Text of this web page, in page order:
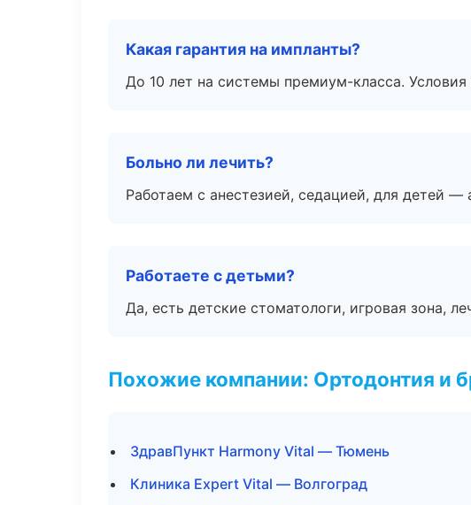
Какая гарантия на импланты?
До 10 лет на системы премиум-класса.
Больно ли лечить?
Работаем с анестезией, седацией, для детей —
Работаете с детьми?
Да, есть детские стоматологи, игровая зона,
Похожие компании: Ортодонтия и
ЗдравПункт Harmony Vital — Тюмень
Клиника Expert Vital — Волгоград